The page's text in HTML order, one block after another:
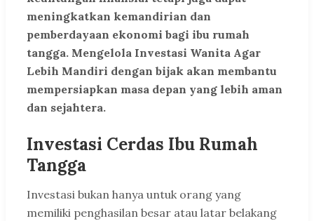
meningkatkan kemandirian dan
pemberdayaan ekonomi bagi ibu rumah
tangga. Mengelola Investasi Wanita Agar
Lebih Mandiri dengan bijak akan membantu
mempersiapkan masa depan yang lebih aman
dan sejahtera.
Investasi Cerdas Ibu Rumah
Tangga
Investasi bukan hanya untuk orang yang
memiliki penghasilan besar atau latar belakang